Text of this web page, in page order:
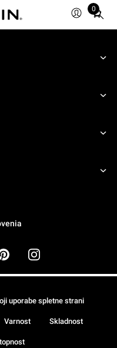
0
Total
uporabe spletne strani
Varnost Skladnost